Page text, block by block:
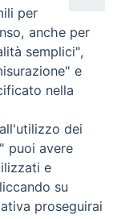
Bisceglie
per
anche per
semplici",
e
nella
dei
puoi avere
e
su
proseguirai